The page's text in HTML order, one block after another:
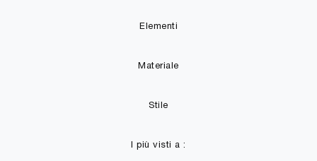
Elementi
Materiale
Stile
I più visti a :